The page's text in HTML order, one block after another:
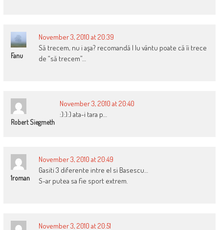
Fanu
November 3, 2010 at 20:39
Să trecem, nu i aşa? recomandă l lu vântu poate că îi trece
de “să trecem”…
Robert Siegmeth
November 3, 2010 at 20:40
:):):) ata-i tara p…
1roman
November 3, 2010 at 20:49
Gasiti 3 diferente intre el si Basescu…
S-ar putea sa fie sport extrem.
November 3, 2010 at 20:51